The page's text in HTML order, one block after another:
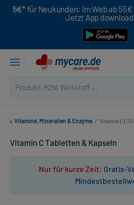
5€* für Neukunden: Im Web ab 55€
Jetzt App
Vitamine, Mineralien & Enzyme / Vitamin C (111)
Vitamin C Tabletten & Kapseln
Nur für kurze Zeit: Gratis-